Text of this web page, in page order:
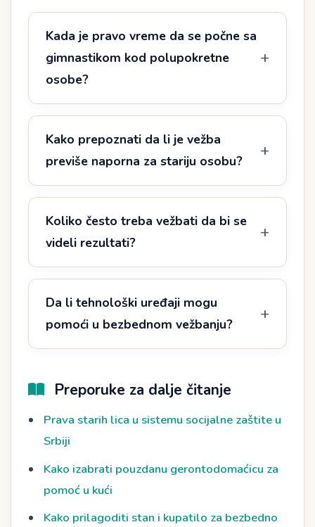
Kada je pravo vreme da se počne sa
gimnastikom kod polupokretne
osobe?
Kako prepoznati da li je vežba
previše naporna za stariju osobu?
Koliko često treba vežbati da bi se
videli rezultati?
Da li tehnološki uređaji mogu
pomoći u bezbednom vežbanju?
Preporuke za dalje čitanje
Prava starih lica u sistemu socijalne zaštite u
Srbiji
Kako izabrati pouzdanu gerontodomaćicu za
pomoć u kući
Kako prilagoditi stan i kupatilo za bezbedno